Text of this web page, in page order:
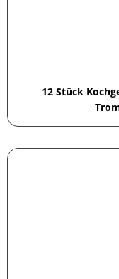
12 Stück